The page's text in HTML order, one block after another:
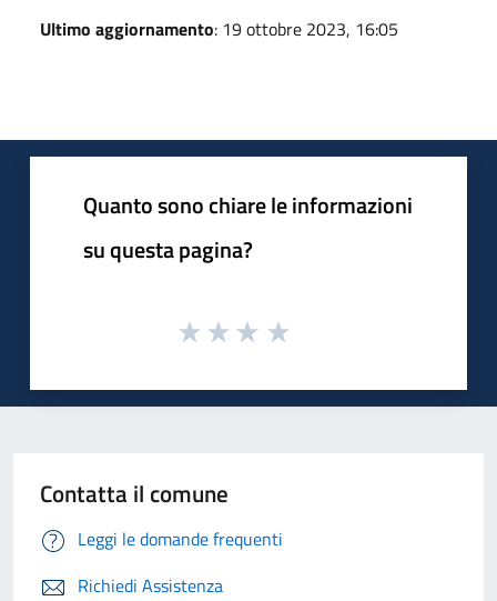
Ultimo aggiornamento: 19 ottobre 2023, 16:05
Quanto sono chiare le informazioni
su questa pagina?
Contatta il comune
Leggi le domande frequenti
Richiedi Assistenza